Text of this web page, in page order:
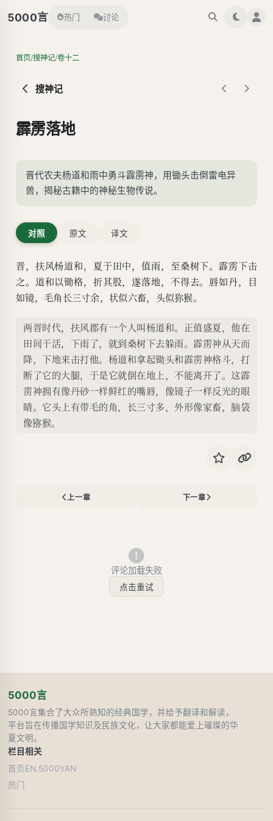
5000言 热门 讨论
首页/搜神记/卷十二
搜神记
霹雳落地
晋代农夫杨道和雨中勇斗霹雳神，用锄头击倒雷电异
兽，揭秘古籍中的神秘生物传说。
对照 原文 译文
晋，扶风杨道和，夏于田中，值雨，至桑树下。霹雳下击
之。道和以锄格，折其股，遂落地，不得去。唇如丹，目
如镜，毛角长三寸余，状似六畜，头似狝猴。
两晋时代，扶风郡有一个人叫杨道和。正值盛夏，他在
田间干活，下雨了，就到桑树下去躲雨。霹雳神从天而
降，下地来击打他。杨道和拿起锄头和霹雳神格斗，打
断了它的大腿，于是它就倒在地上，不能离开了。这霹
雳神拥有像丹砂一样鲜红的嘴唇，像镜子一样反光的眼
睛。它头上有带毛的角，长三寸多，外形像家畜，脑袋
像猕猴。
上一章 下一章
评论加载失败
点击重试
5000言
5000言集合了大众所熟知的经典国学，并给予翻译和解读，
平台旨在传播国学知识及民族文化，让大家都能爱上璀璨的华
夏文明。
栏目
首页
热门
相关
EN.5000YAN